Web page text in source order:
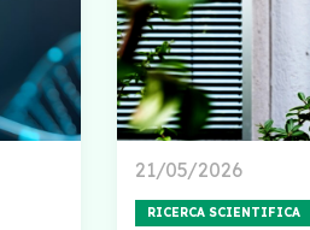
21/05/2026
RICERCA SCIENTIFICA